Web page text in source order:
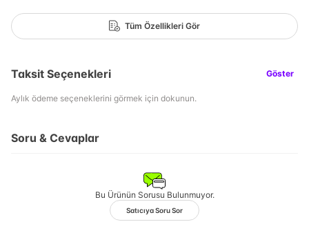
Tüm Özellikleri Gör
Taksit Seçenekleri Göster
Aylık ödeme seçeneklerini görmek için dokunun.
Soru & Cevaplar
Bu Ürünün Sorusu Bulunmuyor.
Satıcıya Soru Sor